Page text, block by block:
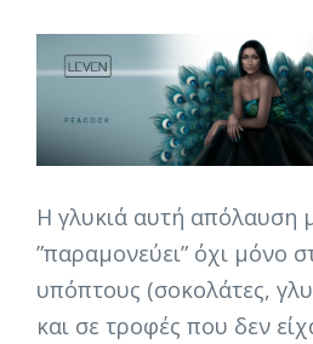
Η γλυκιά αυτή απόλαυση
”παραμονεύει” όχι μόνο
υπόπτους (σοκολάτες,
και σε τροφές που δεν